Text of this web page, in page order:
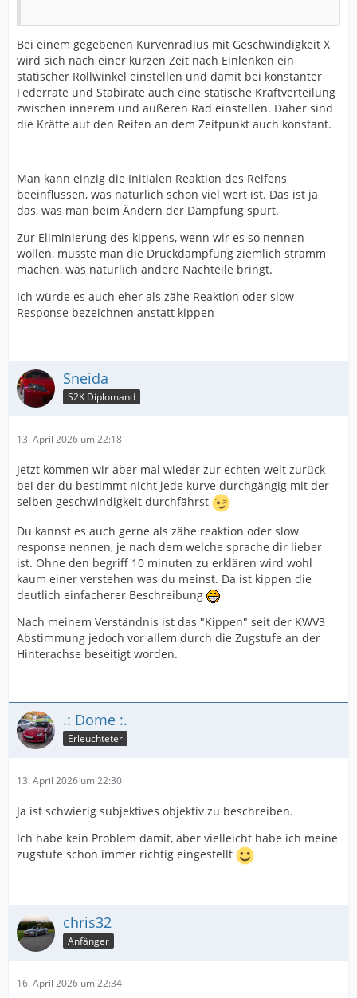
Bei einem gegebenen Kurvenradius mit Geschwindigkeit X
wird sich nach einer kurzen Zeit nach Einlenken ein
statischer Rollwinkel einstellen und damit bei konstanter
Federrate und Stabirate auch eine statische Kraftverteilung
zwischen innerem und äußeren Rad einstellen. Daher sind
die Kräfte auf den Reifen an dem Zeitpunkt auch konstant.
Man kann einzig die Initialen Reaktion des Reifens
beeinflussen, was natürlich schon viel wert ist. Das ist ja
das, was man beim Ändern der Dämpfung spürt.
Zur Eliminierung des kippens, wenn wir es so nennen
wollen, müsste man die Druckdämpfung ziemlich stramm
machen, was natürlich andere Nachteile bringt.
Ich würde es auch eher als zähe Reaktion oder slow
Response bezeichnen anstatt kippen
Sneida
S2K Diplomand
13. April 2026 um 22:18
Jetzt kommen wir aber mal wieder zur echten welt zurück
bei der du bestimmt nicht jede kurve durchgängig mit der
selben geschwindigkeit durchfährst
Du kannst es auch gerne als zähe reaktion oder slow
response nennen, je nach dem welche sprache dir lieber
ist. Ohne den begriff 10 minuten zu erklären wird wohl
kaum einer verstehen was du meinst. Da ist kippen die
deutlich einfacherer Beschreibung
Nach meinem Verständnis ist das "Kippen" seit der KWV3
Abstimmung jedoch vor allem durch die Zugstufe an der
Hinterachse beseitigt worden.
.: Dome :.
Erleuchteter
13. April 2026 um 22:30
Ja ist schwierig subjektives objektiv zu beschreiben.
Ich habe kein Problem damit, aber vielleicht habe ich meine
zugstufe schon immer richtig eingestellt
chris32
Anfänger
16. April 2026 um 22:34